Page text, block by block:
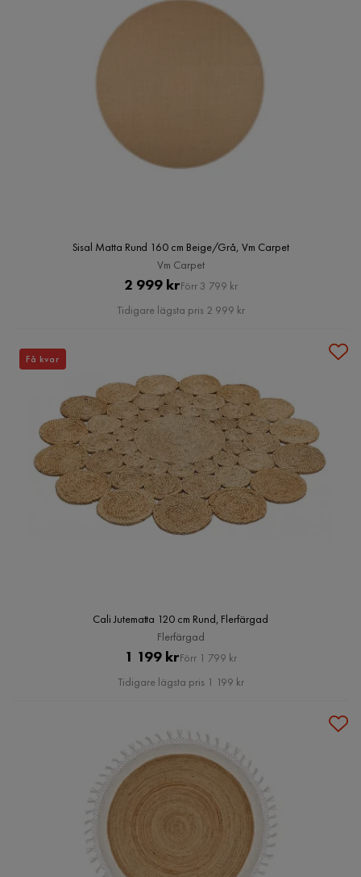
Sisal Matta Rund 160 cm Beige/Grå, Vm Carpet
Vm Carpet
Pris
2 999 krOriginal
Pris
Förr 3 799 kr
Tidigare lägsta pris 2 999 kr
Cali Jutematta 120 cm Rund, Flerfärgad
Flerfärgad
Pris
1 199 krOriginal
Pris
Förr 1 799 kr
Tidigare lägsta pris 1 199 kr
Få kvar